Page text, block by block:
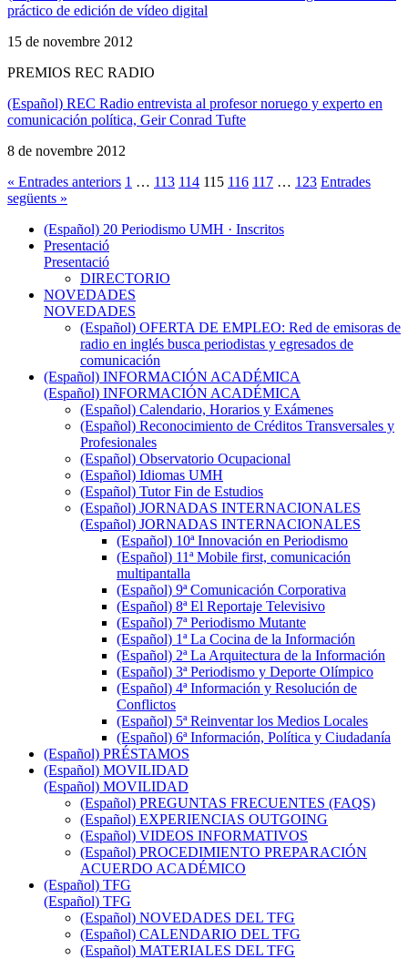
práctico de edición de vídeo digital
15 de novembre 2012
PREMIOS REC RADIO
(Español) REC Radio entrevista al profesor noruego y experto en
comunicación política, Geir Conrad Tufte
8 de novembre 2012
« Entrades anteriors 1 … 113 114 115 116 117 … 123 Entrades
següents »
(Español) 20 Periodismo UMH · Inscritos
Presentació
Presentació
DIRECTORIO
NOVEDADES
NOVEDADES
(Español) OFERTA DE EMPLEO: Red de emisoras de
radio en inglés busca periodistas y egresados de
comunicación
(Español) INFORMACIÓN ACADÉMICA
(Español) INFORMACIÓN ACADÉMICA
(Español) Calendario, Horarios y Exámenes
(Español) Reconocimiento de Créditos Transversales y
Profesionales
(Español) Observatorio Ocupacional
(Español) Idiomas UMH
(Español) Tutor Fin de Estudios
(Español) JORNADAS INTERNACIONALES
(Español) JORNADAS INTERNACIONALES
(Español) 10ª Innovación en Periodismo
(Español) 11ª Mobile first, comunicación
multipantalla
(Español) 9ª Comunicación Corporativa
(Español) 8ª El Reportaje Televisivo
(Español) 7ª Periodismo Mutante
(Español) 1ª La Cocina de la Información
(Español) 2ª La Arquitectura de la Información
(Español) 3ª Periodismo y Deporte Olímpico
(Español) 4ª Información y Resolución de
Conflictos
(Español) 5ª Reinventar los Medios Locales
(Español) 6ª Información, Política y Ciudadanía
(Español) PRÉSTAMOS
(Español) MOVILIDAD
(Español) MOVILIDAD
(Español) PREGUNTAS FRECUENTES (FAQS)
(Español) EXPERIENCIAS OUTGOING
(Español) VIDEOS INFORMATIVOS
(Español) PROCEDIMIENTO PREPARACIÓN
ACUERDO ACADÉMICO
(Español) TFG
(Español) TFG
(Español) NOVEDADES DEL TFG
(Español) CALENDARIO DEL TFG
(Español) MATERIALES DEL TFG